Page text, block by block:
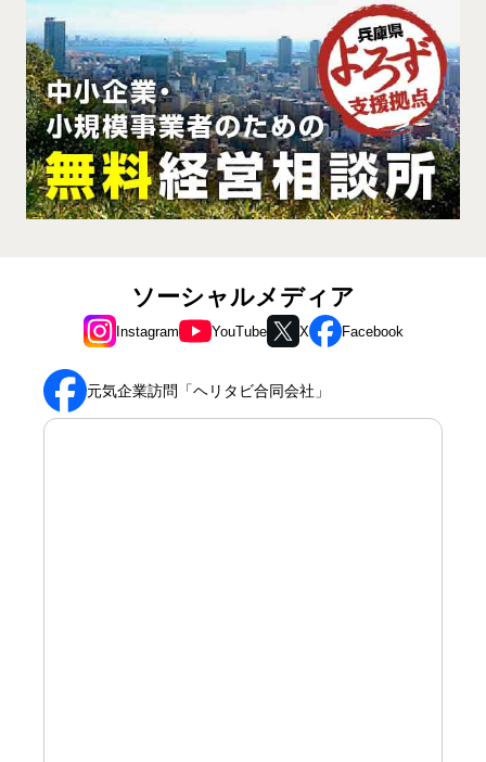
ソーシャルメディア
Instagram YouTube X Facebook
元気企業訪問「ヘリタビ合同会社」